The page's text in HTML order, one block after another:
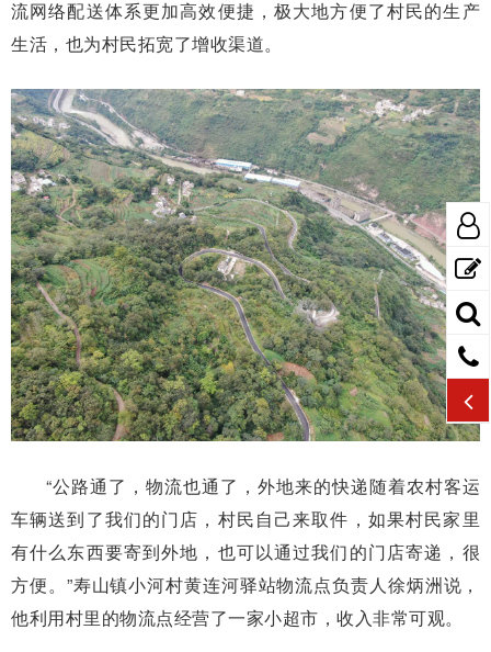
流网络配送体系更加高效便捷，极大地方便了村民的生产
生活，也为村民拓宽了增收渠道。
“公路通了，物流也通了，外地来的快递随着农村客运
车辆送到了我们的门店，村民自己来取件，如果村民家里
有什么东西要寄到外地，也可以通过我们的门店寄递，很
方便。”寿山镇小河村黄连河驿站物流点负责人徐炳洲说，
他利用村里的物流点经营了一家小超市，收入非常可观。